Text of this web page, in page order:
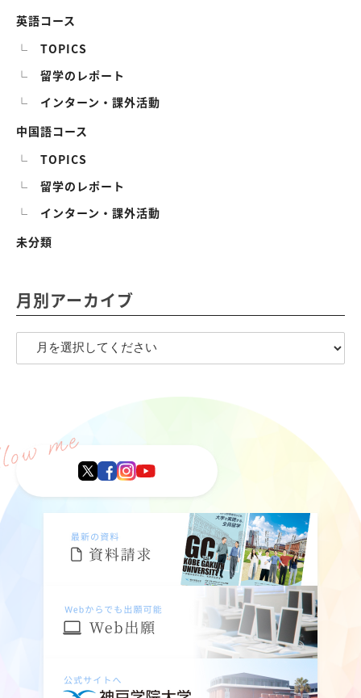
英語コース
TOPICS
留学のレポート
インターン・課外活動
中国語コース
TOPICS
留学のレポート
インターン・課外活動
未分類
月別アーカイブ